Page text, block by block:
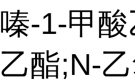
嗪-1-甲
乙酯;N-